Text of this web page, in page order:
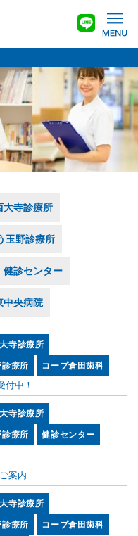
大寺診療所
玉野診療所
健診センター
中央病院
寺診療所
療所 コープ倉田歯科
付中！
寺診療所
療所 健診センター
案内
寺診療所
療所 コープ倉田歯科